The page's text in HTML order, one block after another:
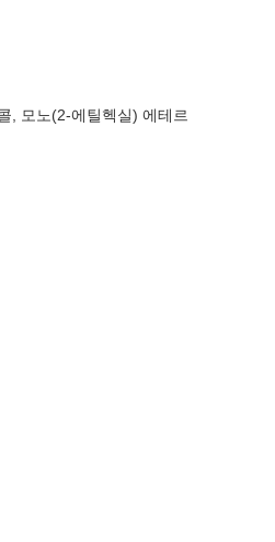
, 모노(2-에틸헥실) 에테르